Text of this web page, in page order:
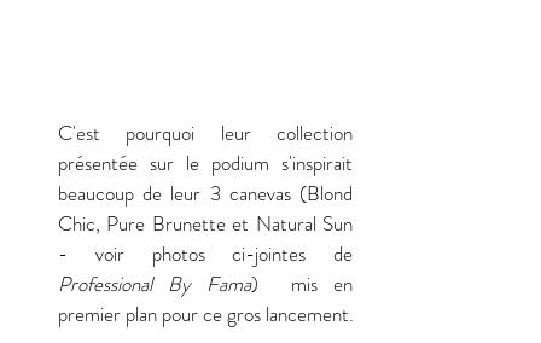
C'est pourquoi leur collection
présentée sur le podium s'inspirait
beaucoup de leur 3 canevas (Blond
Chic, Pure Brunette et Natural Sun
Professional By Fama)  mis en
premier plan pour ce gros lancement.